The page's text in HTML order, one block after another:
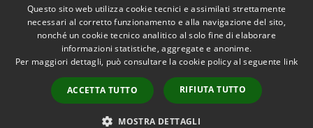
Accessibilità
Copyright © 2026 • Comune di
Casalbore • Powered by
Municipium•
Accesso
redazione
Questo sito web utilizza cookie tecnici e assimilati strettamente
necessari al corretto funzionamento e alla navigazione del sito,
nonché un cookie tecnico analitico al solo fine di elaborare
informazioni statistiche, aggregate e anonime.
Per maggiori dettagli, può consultare la cookie policy al seguente link
ACCETTA TUTTO RIFIUTA TUTTO
MOSTRA DETTAGLI